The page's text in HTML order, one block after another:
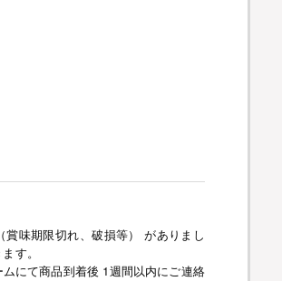
味期限切れ、破損等） がありまし
す。
にて商品到着後 1週間以内にご連絡